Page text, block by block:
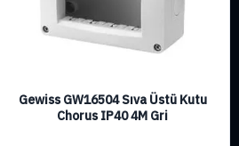
Gewiss GW16504 Sıva Üstü Kutu
Chorus IP40 4M Gri